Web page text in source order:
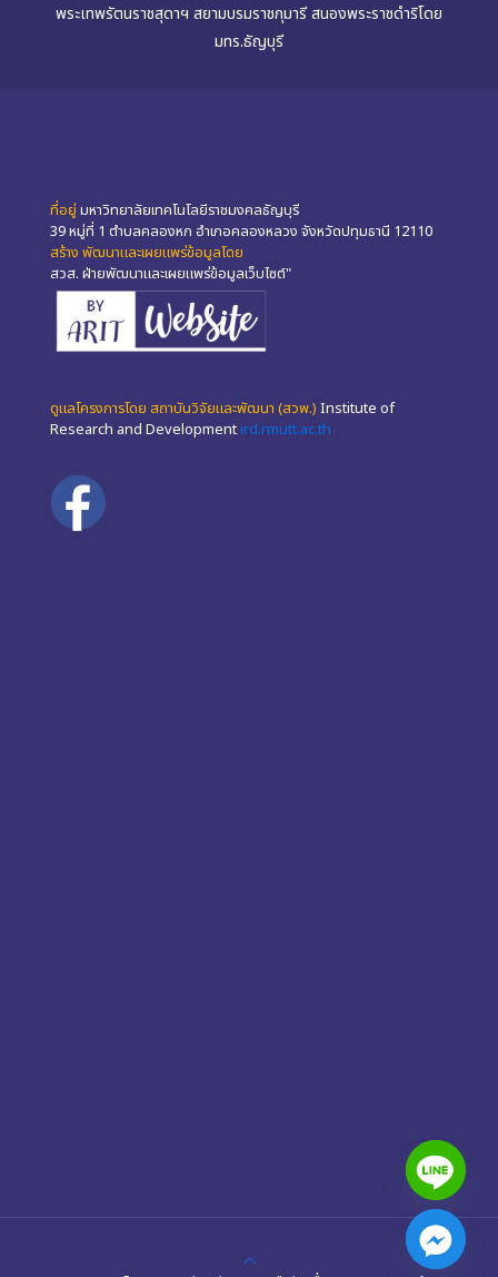
พระเทพรัตนราชสุดาฯ สยามบรมราชกุมารี สนองพระราชดำริโดย
มทร.ธัญบุรี
ที่อยู่ มหาวิทยาลัยเทคโนโลยีราชมงคลธัญบุรี
39 หมู่ที่ 1 ตำบลคลองหก อำเภอคลองหลวง จังหวัดปทุมธานี 12110
สร้าง พัฒนาและเผยแพร่ข้อมูลโดย
สวส. ฝ่ายพัฒนาและเผยแพร่ข้อมูลเว็บไซต์"
ดูแลโครงการโดย สถาบันวิจัยและพัฒนา (สวพ.) Institute of
Research and Development ird.rmutt.ac.th